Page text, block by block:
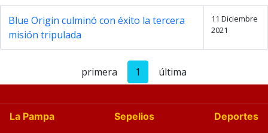
Blue Origin culminó con éxito la tercera
misión tripulada
11 Diciembre
2021
primera 1 última
La Pampa Sepelios
Deportes